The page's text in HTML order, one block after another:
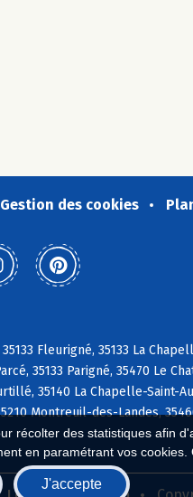
récolter des statistiques afin
en paramétrant vos cookies.
J'accepte
Gestion des cookies
Fleurigné, 35133 La
35133 Parigné, 35470 Le
35140 La Chapelle-Saint-
Montreuil-des-Landes,